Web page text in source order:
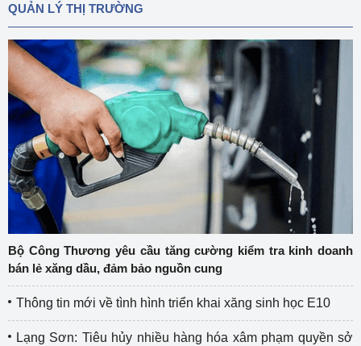
QUẢN LÝ THỊ TRƯỜNG
Bộ Công Thương yêu cầu tăng cường kiểm tra kinh doanh
bán lẻ xăng dầu, đảm bảo nguồn cung
Thông tin mới về tình hình triển khai xăng sinh học E10
Lạng Sơn: Tiêu hủy nhiều hàng hóa xâm phạm quyền sở